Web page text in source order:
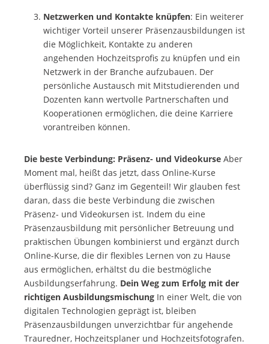
Netzwerken und Kontakte knüpfen: Ein weiterer
wichtiger Vorteil unserer Präsenzausbildungen ist
die Möglichkeit, Kontakte zu anderen
angehenden Hochzeitsprofis zu knüpfen und ein
Netzwerk in der Branche aufzubauen. Der
persönliche Austausch mit Mitstudierenden und
Dozenten kann wertvolle Partnerschaften und
Kooperationen ermöglichen, die deine Karriere
vorantreiben können.
Die beste Verbindung: Präsenz- und Videokurse Aber
Moment mal, heißt das jetzt, dass Online-Kurse
überflüssig sind? Ganz im Gegenteil! Wir glauben fest
daran, dass die beste Verbindung die zwischen
Präsenz- und Videokursen ist. Indem du eine
Präsenzausbildung mit persönlicher Betreuung und
praktischen Übungen kombinierst und ergänzt durch
Online-Kurse, die dir flexibles Lernen von zu Hause
aus ermöglichen, erhältst du die bestmögliche
Ausbildungserfahrung. Dein Weg zum Erfolg mit der
richtigen Ausbildungsmischung In einer Welt, die von
digitalen Technologien geprägt ist, bleiben
Präsenzausbildungen unverzichtbar für angehende
Trauredner, Hochzeitsplaner und Hochzeitsfotografen.